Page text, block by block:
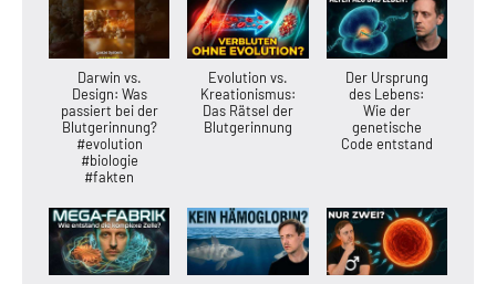
Darwin vs.
Design: Was
passiert bei der
Blutgerinnung?
#evolution
#biologie
#fakten
Evolution vs.
Kreationismus:
Das Rätsel der
Blutgerinnung
Der Ursprung
des Lebens:
Wie der
genetische
Code entstand